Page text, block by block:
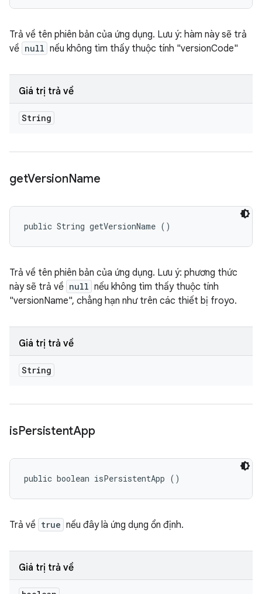
Trả về tên phiên bản của ứng dụng. Lưu ý: hàm này sẽ trả
về null nếu không tìm thấy thuộc tính "versionCode"
Giá trị trả về
String
getVersionName
public String getVersionName ()
Trả về tên phiên bản của ứng dụng. Lưu ý: phương thức
này sẽ trả về null nếu không tìm thấy thuộc tính
"versionName", chẳng hạn như trên các thiết bị froyo.
Giá trị trả về
String
isPersistentApp
public boolean isPersistentApp ()
Trả về true nếu đây là ứng dụng ổn định.
Giá trị trả về